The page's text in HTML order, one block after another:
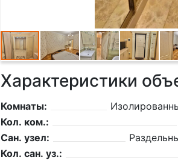
Характеристики
Комнаты:
Кол. ком.:
Сан. узел:
Кол. сан. уз.: